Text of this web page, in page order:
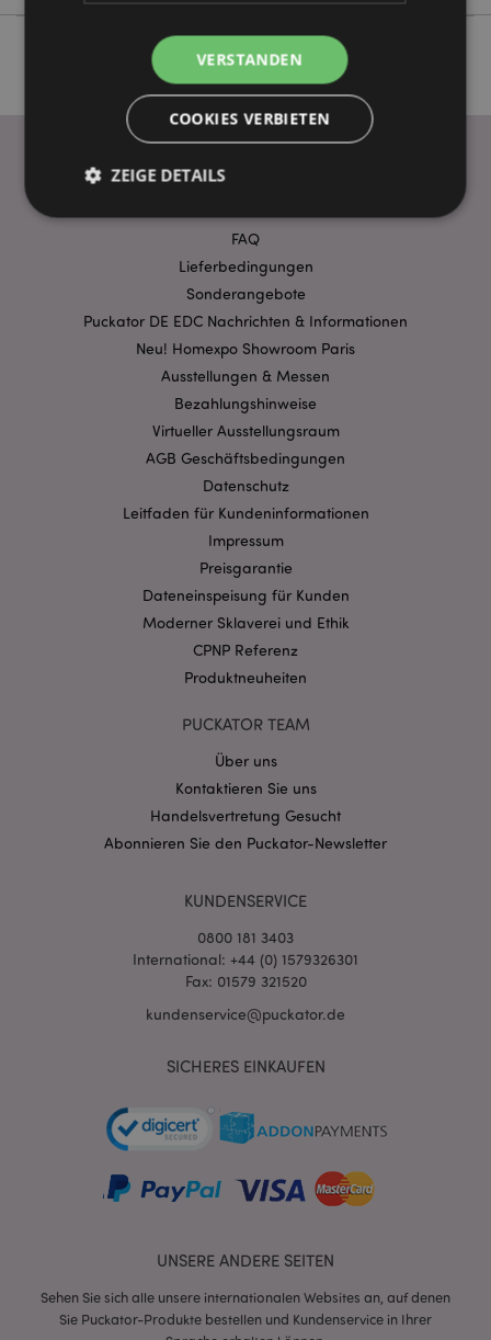
FAQ
Lieferbedingungen
Sonderangebote
Puckator DE EDC Nachrichten & Informationen
Neu! Homexpo Showroom Paris
Ausstellungen & Messen
Bezahlungshinweise
Virtueller Ausstellungsraum
AGB Geschäftsbedingungen
Datenschutz
Leitfaden für Kundeninformationen
Impressum
Preisgarantie
Dateneinspeisung für Kunden
Moderner Sklaverei und Ethik
CPNP Referenz
Produktneuheiten
PUCKATOR TEAM
Über uns
Kontaktieren Sie uns
Handelsvertretung Gesucht
Abonnieren Sie den Puckator-Newsletter
KUNDENSERVICE
0800 181 3403
International: +44 (0) 1579326301
Fax: 01579 321520
kundenservice@puckator.de
SICHERES EINKAUFEN
UNSERE ANDERE SEITEN
Sehen Sie sich alle unsere internationalen Websites an, auf denen
Sie Puckator-Produkte bestellen und Kundenservice in Ihrer
VERSTANDEN
COOKIES VERBIETEN
ZEIGE DETAILS
Unbedingt notwendige
Leistungs
Ausrichten
Funktions
Kernfunktionen der Website wie die
Benutzeranmeldung und die Kontoverwaltung.
Ohne unbedingt notwendige cookies kann die
Website nicht richtig genutzt werden.
Domain
CookieScriptConsent
mage-cache-storage-section-
mage-cache-sessid
Adobe Inc.
www.puckator.de
Datenschutzbestimmungen von Google